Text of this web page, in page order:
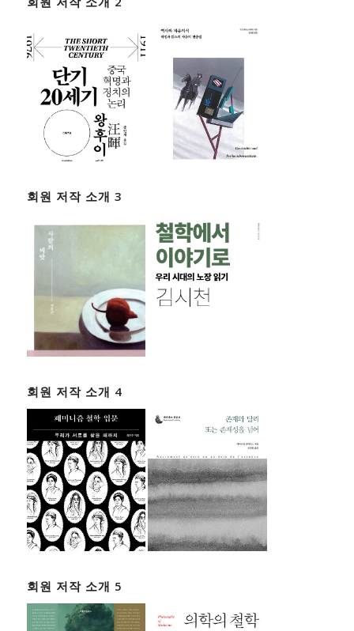
회원 저작 소개 3
회원 저작 소개 4
회원 저작 소개 5